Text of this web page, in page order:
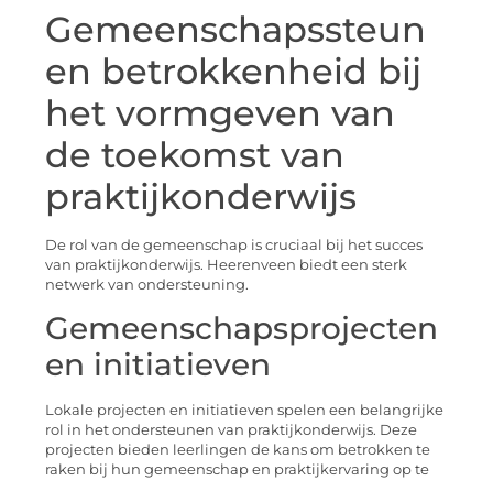
Gemeenschapssteun
en betrokkenheid bij
het vormgeven van
de toekomst van
praktijkonderwijs
De rol van de gemeenschap is cruciaal bij het succes
van praktijkonderwijs. Heerenveen biedt een sterk
netwerk van ondersteuning.
Gemeenschapsprojecten
en initiatieven
Lokale projecten en initiatieven spelen een belangrijke
rol in het ondersteunen van praktijkonderwijs. Deze
projecten bieden leerlingen de kans om betrokken te
raken bij hun gemeenschap en praktijkervaring op te